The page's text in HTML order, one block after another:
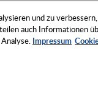
und zu
auch Informationen
Impressum